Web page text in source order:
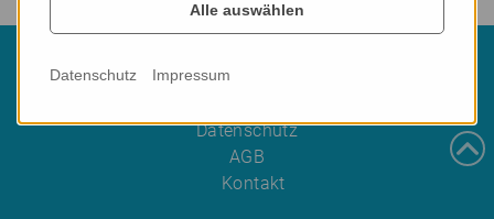
Datenschutz
AGB
Kontakt
Alle auswählen
Datenschutz Impressum